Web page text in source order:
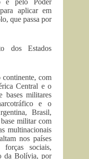
e pelo Poder
aplicar em
que passa por
dos Estados
com
Central e o
bases militares
e o
Brasil,
militar com
multinacionais
nos países
sociais,
da Bolívia, por